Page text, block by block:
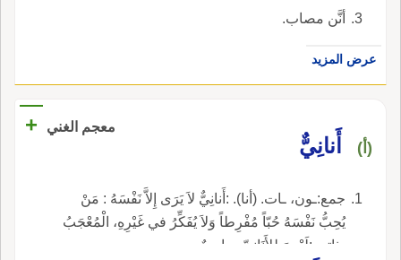
أنَّن مصاب.
عرض المزيد
معجم الغني +
(أ) أَنانِيٌّ
جمع:ـون، ـات. (أنا). :أَنانِيٌّ لاَ يَرَى إِلاَّ نَفْسَهُ : مَنْ
يُحِبُّ نَفْسَهُ حُبّاً مُفْرِطاً وَلاَ يُفَكِّرُ في غَيْرِهِ، الْمُعْجَبُ
بِذاتِهِ. :لَيْسَ لِلأَنَانِيِّ صاحِبٌ.